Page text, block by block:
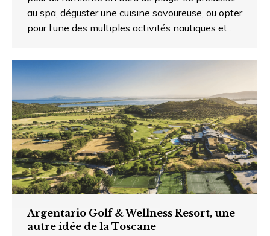
au spa, déguster une cuisine savoureuse, ou opter
pour l’une des multiples activités nautiques et…
Argentario Golf & Wellness Resort, une
autre idée de la Toscane